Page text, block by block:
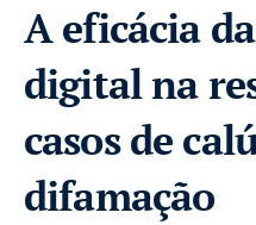
A eficácia
digital na
casos de
difamação